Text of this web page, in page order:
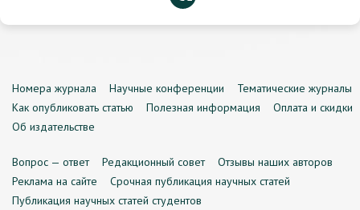
Номера журнала Научные конференции
Тематические журналы
Как опубликовать статью
Полезная информация
Оплата и скидки
Об издательстве
Вопрос — ответ Редакционный совет
Отзывы наших авторов
Реклама на сайте
Срочная публикация научных статей
Публикация научных статей студентов